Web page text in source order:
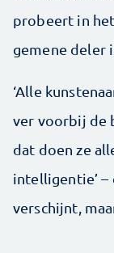
probeert in
gemene deler
‘Alle
ver voorbij de
dat doen ze
intelligentie’
verschijnt,